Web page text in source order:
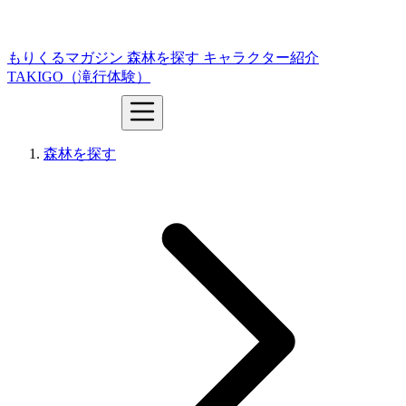
もりくるマガジン 森林を探す キャラクター紹介
TAKIGO（滝行体験）
森林を探す